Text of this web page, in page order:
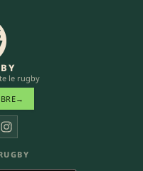
le rugby
→
Instagram